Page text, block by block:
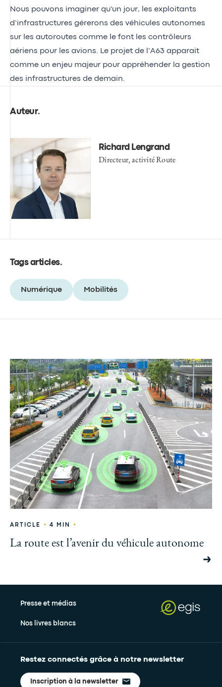
Nous pouvons imaginer qu'un jour, les exploitants
d’infrastructures gérerons des véhicules autonomes
sur les autoroutes comme le font les contrôleurs
aériens pour les avions. Le projet de l’A63 apparait
comme un enjeu majeur pour appréhender la gestion
des infrastructures de demain.
Auteur.
Richard Lengrand
Directeur, activité Route
Tags articles.
Numérique Mobilités
ARTICLE • 4 MIN •
La route est l’avenir du véhicule autonome
Presse et médias
Nos livres blancs
Restez connectés grâce à notre newsletter
Inscription à la newsletter